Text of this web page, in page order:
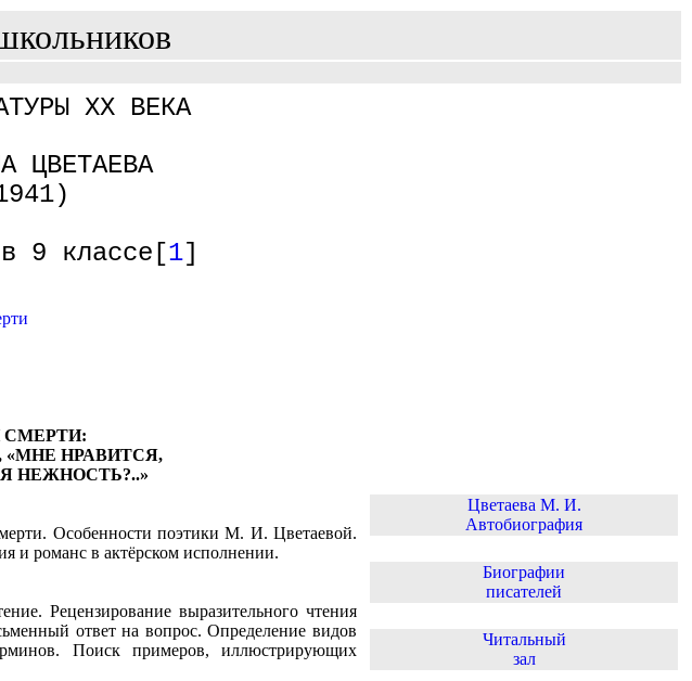
XX ВЕКА
ЦВЕТАЕВА
9 классе[1]
СМЕРТИ:
НРАВИТСЯ,
НЕЖНОСТЬ?..»
Особенности поэтики М. И. Цветаевой.
и романс в актёрском исполнении.
Рецензирование выразительного чтения
ответ на вопрос. Определение видов
Поиск примеров, иллюстрирующих
Цветаева М. И.
Автобиография
Биографии
писателей
Читальный
зал